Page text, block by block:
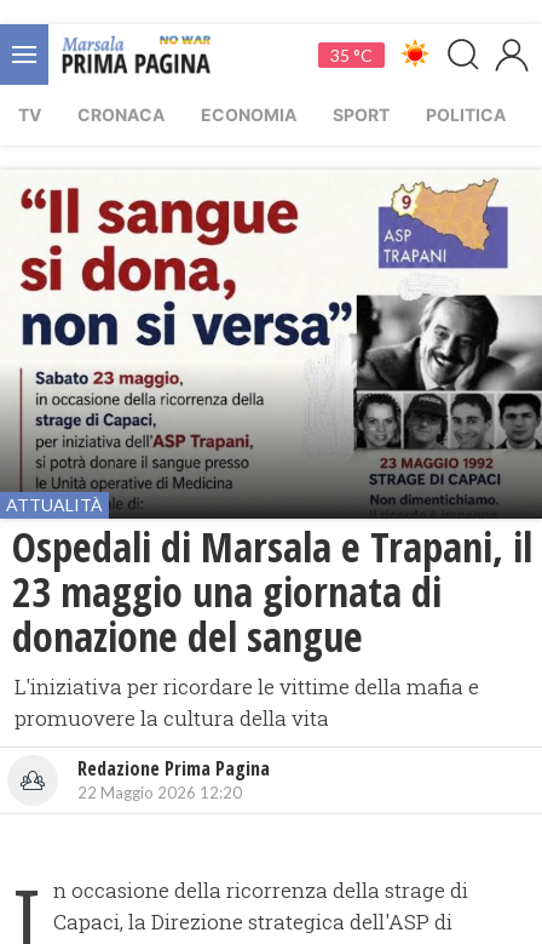
35 °C
TV CRONACA ECONOMIA SPORT POLITICA
ATTUALITÀ
Ospedali di Marsala e Trapani, il
23 maggio una giornata di
donazione del sangue
L'iniziativa per ricordare le vittime della mafia e
promuovere la cultura della vita
Redazione Prima Pagina
22 Maggio 2026 12:20
n occasione della ricorrenza della strage di
Capaci, la Direzione strategica dell'ASP di